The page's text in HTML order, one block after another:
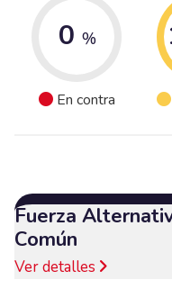
0 %
En contra
Fuerza
Común
Ver detalles